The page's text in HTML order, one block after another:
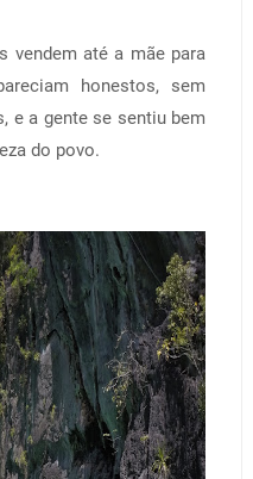
vendem até a mãe para
honestos, sem
e a gente se sentiu bem
do povo.